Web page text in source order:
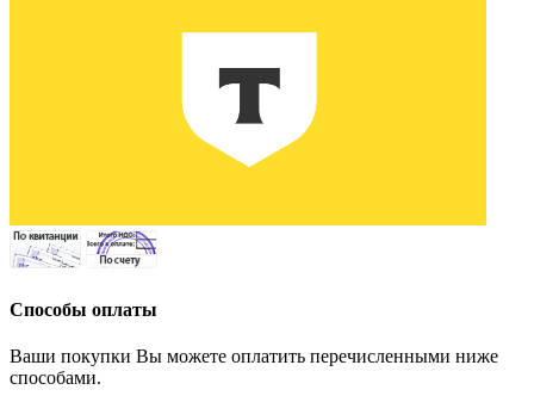
Способы оплаты
Ваши покупки Вы можете оплатить перечисленными ниже
способами.